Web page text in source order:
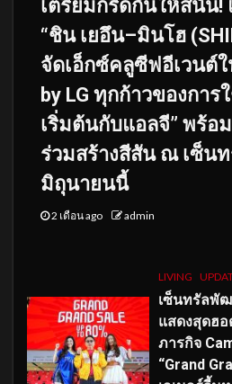
เตรียมกรี๊ดกันให้สนั่น!
“ชิน เยอึน–มินโฮ
จัดเอ็กซ์คลูซีฟอีเวนต์ใ
by LG ทุกก้าวของกา
เริ่มต้นกับแอลจี” พร้อ
ร่วมสร้างสีสัน ณ เซ็นท
มิถุนายนนี้
2 เดือน ago admin
LIVING
เซ็นทรัลพั
แสดงสุดฮอ
ภารกิจ
“Grand